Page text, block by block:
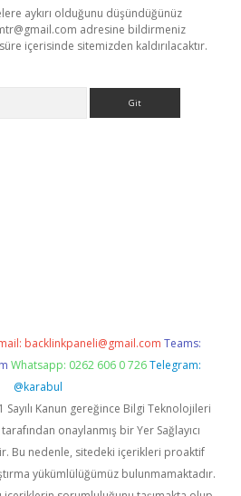
aykırı olduğunu düşündüğünüz
adresine bildirmeniz
içerisinde sitemizden kaldırılacaktır.
backlinkpaneli@gmail.com Teams:
Whatsapp: 0262 606 0 726 Telegram:
@karabul
Sayılı Kanun gereğince Bilgi Teknolojileri
onaylanmış bir Yer Sağlayıcı
Bu nedenle, sitedeki içerikleri proaktif
yükümlülüğümüz bulunmamaktadır.